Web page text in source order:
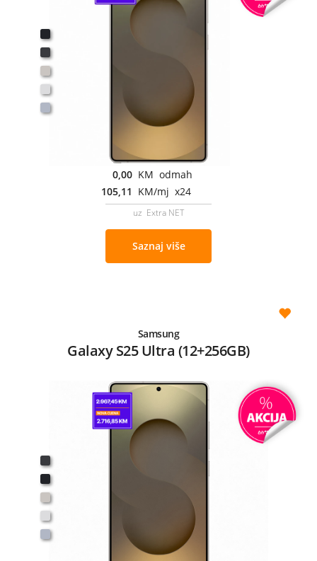
0,00 KM odmah
105,11 KM/mj x24
uz Extra NET
Saznaj više
Samsung
Galaxy S25 Ultra (12+256GB)